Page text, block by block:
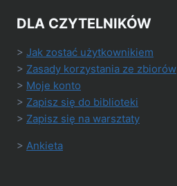
DLA CZYTELNIKÓW
> Jak zostać użytkownikiem
> Zasady korzystania ze zbiorów
> Moje konto
> Zapisz się do biblioteki
> Zapisz się na warsztaty
> Ankieta